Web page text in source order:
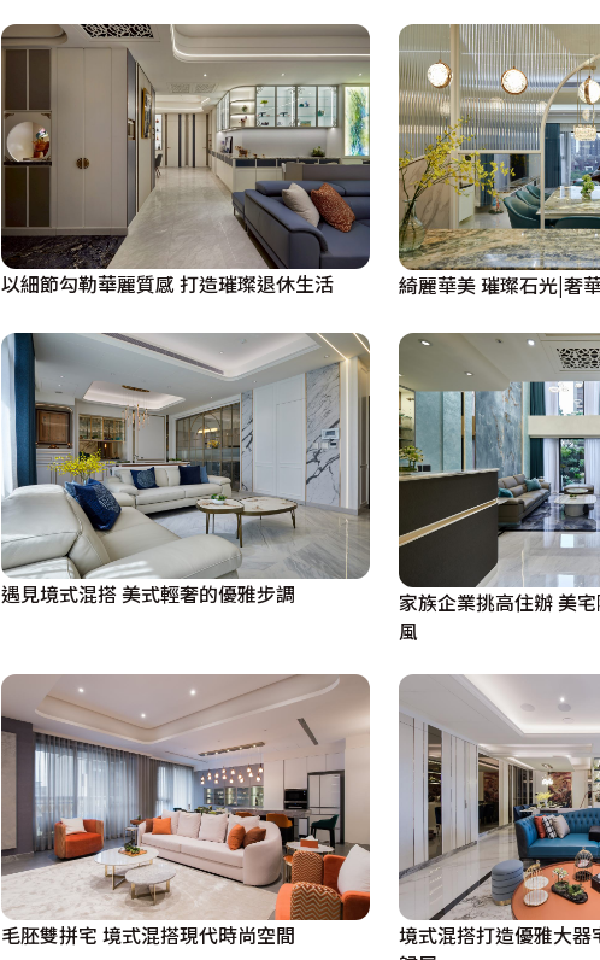
以細節勾勒華麗質感 打造璀璨退休生活 綺麗華美 璀璨石光|奢
遇見境式混搭 美式輕奢的優雅步調
家族企業挑高住辦 美
風
毛胚雙拼宅 境式混搭現代時尚空間
境式混搭打造優雅大器